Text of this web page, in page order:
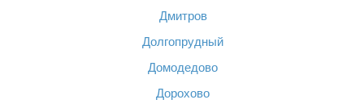
Дмитров
Долгопрудный
Домодедово
Дорохово